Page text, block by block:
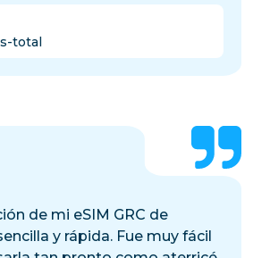
total
de mi eSIM GRC de
y rápida. Fue muy fácil